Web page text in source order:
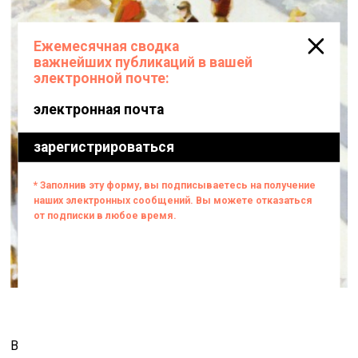
В своё время художники, объединившиеся в группу